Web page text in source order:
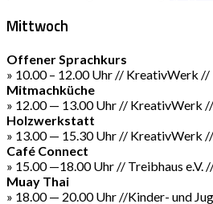
Mittwoch
Offener Sprachkurs
» 10.00 – 12.00 Uhr // KreativWerk
Mitmachküche
» 12.00 — 13.00 Uhr // KreativWerk
Holzwerkstatt
» 13.00 — 15.30 Uhr // KreativWerk
Café Connect
» 15.00 —18.00 Uhr // Treibhaus e.V.
Muay Thai
» 18.00 — 20.00 Uhr //Kinder- und